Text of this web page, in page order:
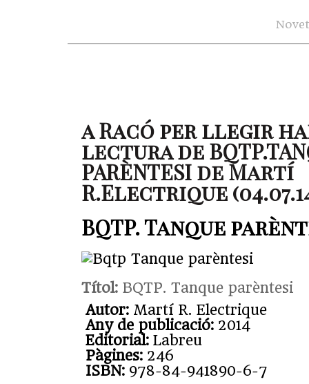
a Racó per llegir
lectura de
PARÈNTESI de Martí
R.Electrique
BQTP. Tanque
Títol: BQTP. Tanque parèntesi
Autor: Martí R. Electrique
Any de publicació: 2014
Editorial: Labreu
Pàgines: 246
ISBN: 978-84-941890-6-7